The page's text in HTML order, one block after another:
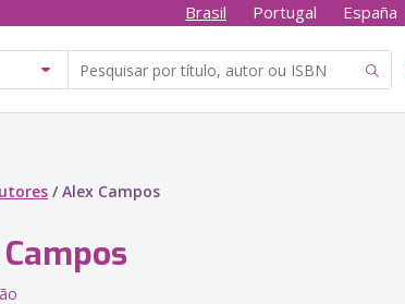
Brasil Portugal España
/Alex Campos